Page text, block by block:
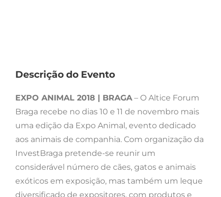
Descrição do Evento
EXPO ANIMAL 2018 | BRAGA – O Altice Forum
Braga recebe no dias 10 e 11 de novembro mais
uma edição da Expo Animal, evento dedicado
aos animais de companhia. Com organização da
InvestBraga pretende-se reunir um
considerável número de cães, gatos e animais
exóticos em exposição, mas também um leque
diversificado de expositores, com produtos e